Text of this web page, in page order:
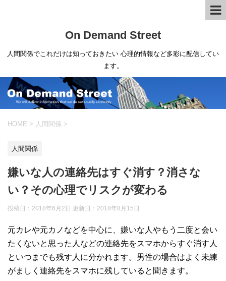
On Demand Street
人間関係でこれだけは知っておきたい 心理的情報など多彩に配信してい
ます。
HOME > 人間関係 >
人間関係
嫌いな人の連絡先はすぐ消す？消さな
い？その心理でリスクが変わる
投稿日：2018年6月2日 更新日： 2018年8月15日
元カレや元カノなどを中心に、嫌いな人やもう二度と会い
たくないと思った人などの連絡先をスマホからすぐ消す人
といつまでも残す人に分かれます。男性の場合はよく未練
がましく連絡先をスマホに残していると聞きます。